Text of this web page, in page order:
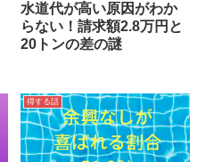
水道代が高い原因がわか
らない！請求額2.8万円と
20トンの差の謎
得する話